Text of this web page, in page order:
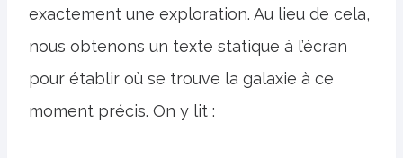
exactement une exploration. Au lieu de cela,
nous obtenons un texte statique à l’écran
pour établir où se trouve la galaxie à ce
moment précis. On y lit :